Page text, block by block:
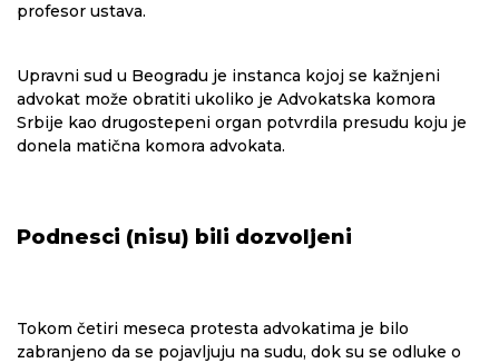
profesor ustava.
Upravni sud u Beogradu je instanca kojoj se kažnjeni
advokat može obratiti ukoliko je Advokatska komora
Srbije kao drugostepeni organ potvrdila presudu koju je
donela matična komora advokata.
Podnesci (nisu) bili dozvoljeni
Tokom četiri meseca protesta advokatima je bilo
zabranjeno da se pojavljuju na sudu, dok su se odluke o